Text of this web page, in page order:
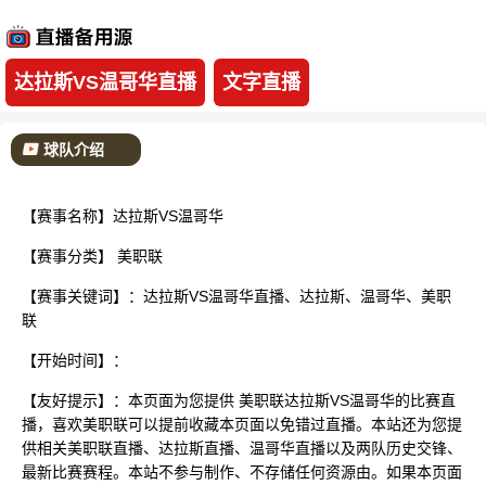
达拉斯VS温哥华直播 文字直播
球队介绍
【赛事名称】达拉斯VS温哥华
【赛事分类】 美职联
【赛事关键词】：达拉斯VS温哥华直播、达拉斯、温哥华、美职
联
【开始时间】：
【友好提示】：本页面为您提供 美职联达拉斯VS温哥华的比赛直
播，喜欢美职联可以提前收藏本页面以免错过直播。本站还为您提
供相关美职联直播、达拉斯直播、温哥华直播以及两队历史交锋、
最新比赛赛程。本站不参与制作、不存储任何资源由。如果本页面